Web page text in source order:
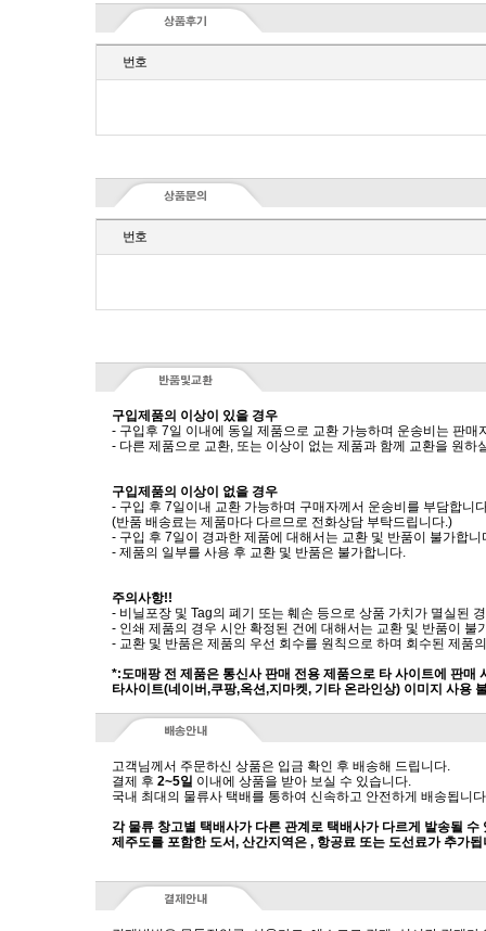
번호
번호
구입제품의 이상이 있을 경우
- 구입후 7일 이내에 동일 제품으로 교환 가능하며 운송비는 판매
- 다른 제품으로 교환, 또는 이상이 없는 제품과 함께 교환을 원하
구입제품의 이상이 없을 경우
- 구입 후 7일이내 교환 가능하며 구매자께서 운송비를 부담합니
(반품 배송료는 제품마다 다르므로 전화상담 부탁드립니다.)
- 구입 후 7일이 경과한 제품에 대해서는 교환 및 반품이 불가합니
- 제품의 일부를 사용 후 교환 및 반품은 불가합니다.
주의사항!!
- 비닐포장 및 Tag의 폐기 또는 훼손 등으로 상품 가치가 멸실된
- 인쇄 제품의 경우 시안 확정된 건에 대해서는 교환 및 반품이 불
- 교환 및 반품은 제품의 우선 회수를 원칙으로 하며 회수된 제품
*:도매팡 전 제품은 통신사 판매 전용 제품으로 타 사이트에 판매
타사이트(네이버,쿠팡,옥션,지마켓, 기타 온라인상) 이미지 사용
고객님께서 주문하신 상품은 입금 확인 후 배송해 드립니다.
결제 후 2~5일 이내에 상품을 받아 보실 수 있습니다.
국내 최대의 물류사 택배를 통하여 신속하고 안전하게 배송됩니
각 물류 창고별 택배사가 다른 관계로 택배사가 다르게 발송될 수
제주도를 포함한 도서, 산간지역은 , 항공료 또는 도선료가 추가됩